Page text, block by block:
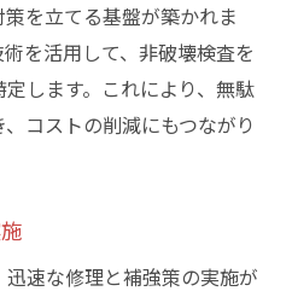
を立てる基盤が築かれま
を活用して、非破壊検査を
します。これにより、無駄
コストの削減にもつながり
速な修理と補強策の実施が